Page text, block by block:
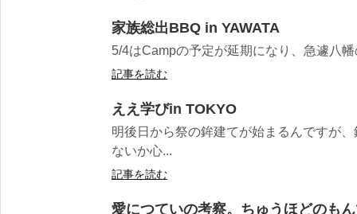
家族総出BBQ in YAWATA
5/4はCampの予定が延期になり、急遽八
記事を読む
ええ学びin TOKYO
明後日から祭の鉾建てが始まるんですが
ないか心...
記事を読む
愛につていの考察。ちゅうほどのも